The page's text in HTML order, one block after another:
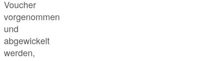
Voucher
vorgenommen
und
abgewickelt
werden,